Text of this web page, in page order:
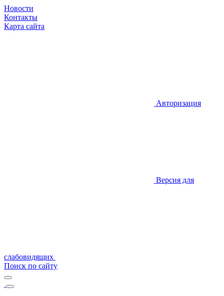
Новости
Контакты
Карта сайта
Авторизация
Версия для
слабовидящих
Поиск по сайту